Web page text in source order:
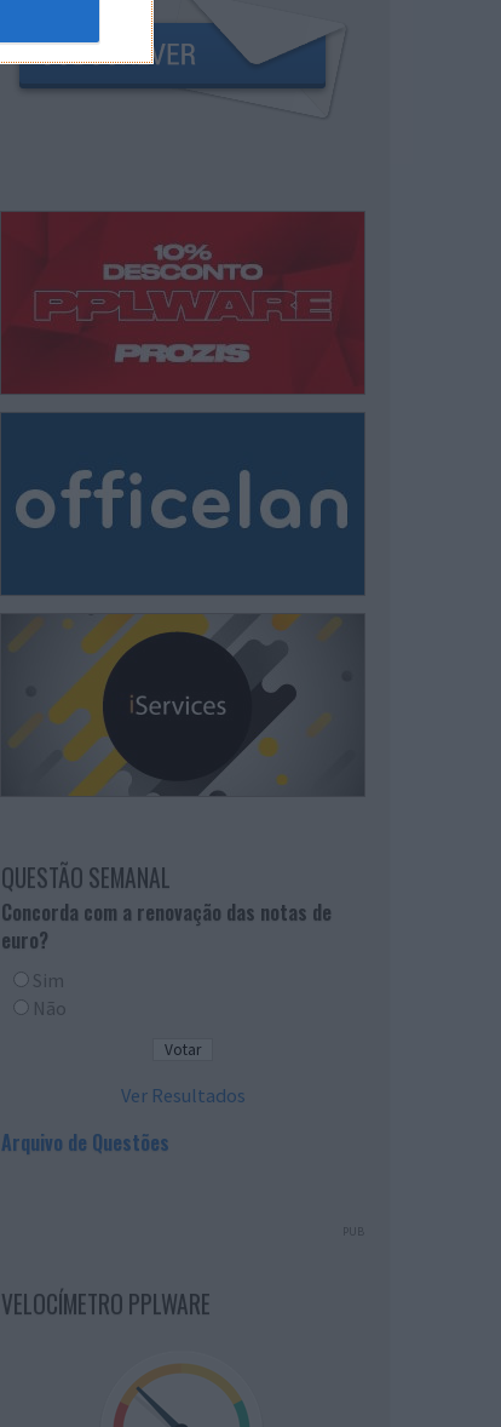
QUESTÃO SEMANAL
Concorda com a renovação das notas de
euro?
Sim
Não
Ver Resultados
Arquivo de Questões
PUB
VELOCÍMETRO PPLWARE